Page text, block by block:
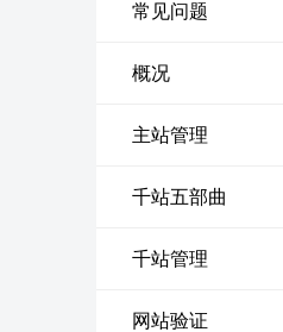
常见问题
概况
主站管理
千站五部曲
千站管理
网站验证